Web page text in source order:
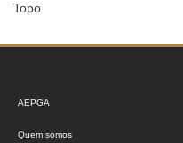
Topo
AEPGA
Quem somos